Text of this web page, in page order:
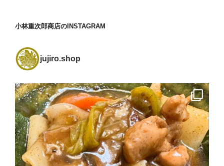
c
b
o
o
k
a
a
tt
小林重次郎商店のINSTAGRAM
jujiro.shop